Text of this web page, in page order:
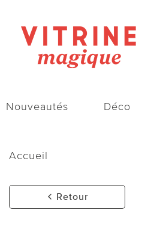
Nouveautés Déco
Accueil
Retour